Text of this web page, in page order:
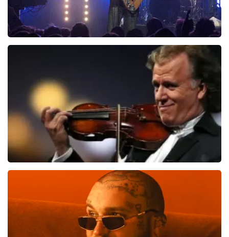
BESTEL NU
laatste 30 minuten
BESTEL NU